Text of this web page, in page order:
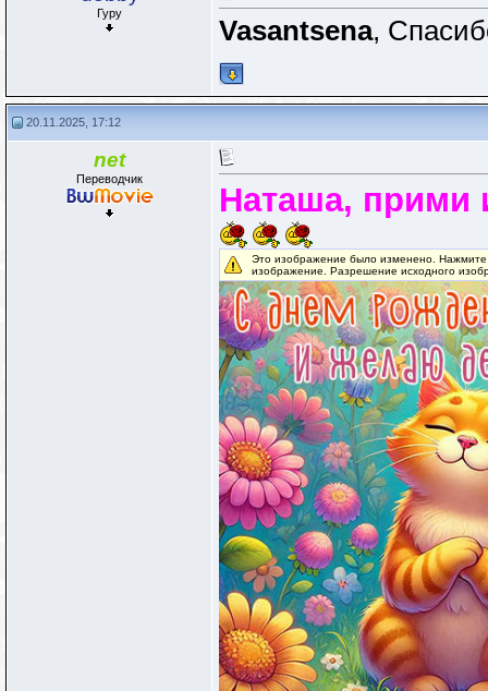
Гуру
Vasantsena,
20.11.2025, 17:12
net
Переводчик
Наташа, прими
Это изображение было изменено. Нажмите
изображение. Разрешение исходного